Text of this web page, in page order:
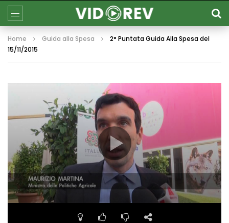
Home Guida alla Spesa
2° Puntata Guida Alla Spesa del
15/11/2015